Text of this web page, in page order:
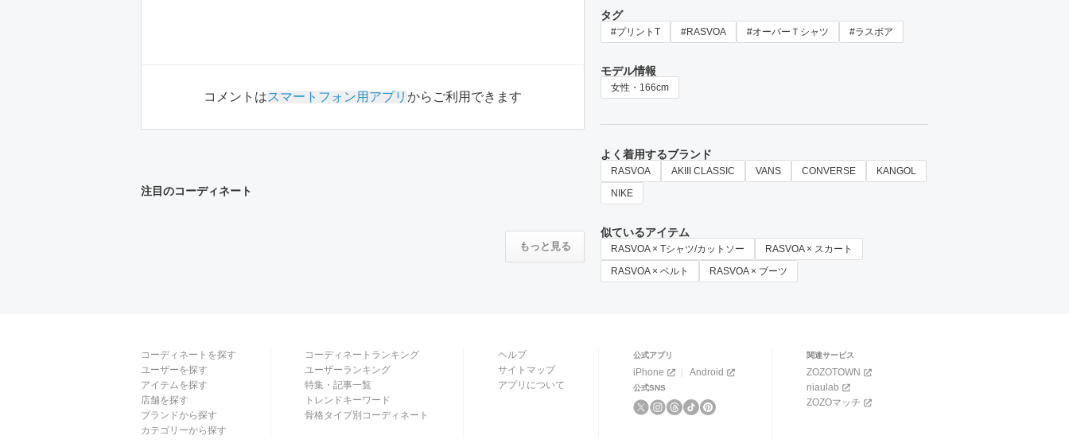
コメントはスマートフォン用アプリ からご利用できます
タグ
#プリントT #RASVOA #オーバーＴシャツ #ラスボア
モデル情報
女性・166cm
よく着用するブランド
RASVOA AKIII CLASSIC VANS CONVERSE
KANGOL
NIKE
似ているアイテム
RASVOA × Tシャツ/カットソー
RASVOA × スカート
RASVOA × ベルト
RASVOA × ブーツ
注目のコーディネート
もっと見る
コーディネートを探す
ユーザーを探す
アイテムを探す
店舗を探す
ブランドから探す
カテゴリーから探す
コーディネートランキング
ユーザーランキング
特集・記事一覧
トレンドキーワード
骨格タイプ別コーディネート
ヘルプ
サイトマップ
アプリについて
公式アプリ
iPhone Android
公式SNS
関連サービス
ZOZOTOWN
niaulab
ZOZOマッチ